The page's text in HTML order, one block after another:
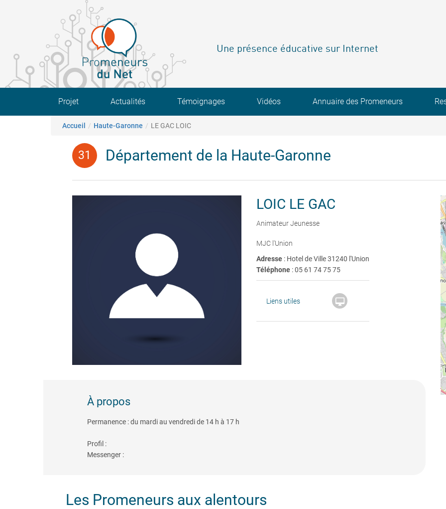
Une présence éducative sur Internet
Main navigation
Projet Actualités Témoignages Vidéos Annuaire des Promeneurs
Fil d'Ariane
Accueil Haute-Garonne LE GAC LOIC
Département de la Haute-Garonne
LOIC LE GAC
Animateur Jeunesse
MJC l'Union
Adresse : Hotel de Ville 31240 l'Union
Téléphone:05 61 74 75 75
Liens utiles 
À propos
Permanence : du mardi au vendredi de 14 h à 17 h
Profil :
Messenger :
Les Promeneurs aux alentours